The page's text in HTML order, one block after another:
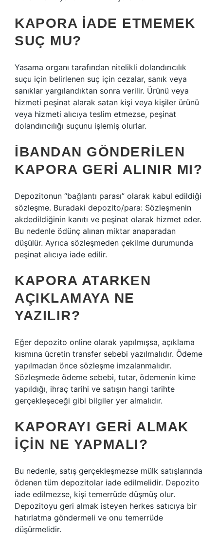
KAPORA IADE ETMEMEK
SUÇ MU?
Yasama organı tarafından nitelikli dolandırıcılık
suçu için belirlenen suç için cezalar, sanık veya
sanıklar yargılandıktan sonra verilir. Ürünü veya
hizmeti peşinat alarak satan kişi veya kişiler ürünü
veya hizmeti alıcıya teslim etmezse, peşinat
dolandırıcılığı suçunu işlemiş olurlar.
İBANDAN GÖNDERILEN
KAPORA GERI ALINIR MI?
Depozitonun “bağlantı parası” olarak kabul edildiği
sözleşme. Buradaki depozito/para: Sözleşmenin
akdedildiğinin kanıtı ve peşinat olarak hizmet eder.
Bu nedenle ödünç alınan miktar anaparadan
düşülür. Ayrıca sözleşmeden çekilme durumunda
peşinat alıcıya iade edilir.
KAPORA ATARKEN
AÇIKLAMAYA NE
YAZILIR?
Eğer depozito online olarak yapılmışsa, açıklama
kısmına ücretin transfer sebebi yazılmalıdır. Ödeme
yapılmadan önce sözleşme imzalanmalıdır.
Sözleşmede ödeme sebebi, tutar, ödemenin kime
yapıldığı, ihraç tarihi ve satışın hangi tarihte
gerçekleşeceği gibi bilgiler yer almalıdır.
KAPORAYI GERI ALMAK
IÇIN NE YAPMALI?
Bu nedenle, satış gerçekleşmezse mülk satışlarında
ödenen tüm depozitolar iade edilmelidir. Depozito
iade edilmezse, kişi temerrüde düşmüş olur.
Depozitoyu geri almak isteyen herkes satıcıya bir
hatırlatma göndermeli ve onu temerrüde
düşürmelidir.